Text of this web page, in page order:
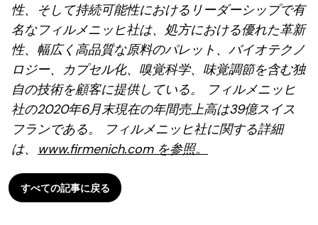
性、そして持続可能性におけるリーダーシップで有
名なフィルメニッヒ社は、処方における優れた革新
性、幅広く高品質な原料のパレット、バイオテクノ
ロジー、カプセル化、嗅覚科学、味覚調節を含む独
自の技術を顧客に提供している。 フィルメニッヒ
社の2020年6月末現在の年間売上高は39億スイス
フランである。 フィルメニッヒ社に関する詳細
は、
www.firmenich.com を参照。
すべての記事に戻る